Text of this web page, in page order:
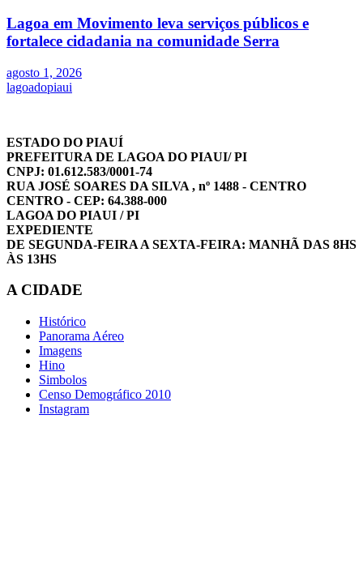
Lagoa em Movimento leva serviços públicos e
fortalece cidadania na comunidade Serra
agosto 1, 2026
lagoadopiaui
ESTADO DO PIAUÍ
PREFEITURA DE LAGOA DO PIAUI/ PI
CNPJ: 01.612.583/0001-74
RUA JOSÉ SOARES DA SILVA , nº 1488 - CENTRO
CENTRO - CEP: 64.388-000
LAGOA DO PIAUI / PI
EXPEDIENTE
DE SEGUNDA-FEIRA A SEXTA-FEIRA: MANHÃ DAS 8HS
ÀS 13HS
A CIDADE
Histórico
Panorama Aéreo
Imagens
Hino
Simbolos
Censo Demográfico 2010
Instagram